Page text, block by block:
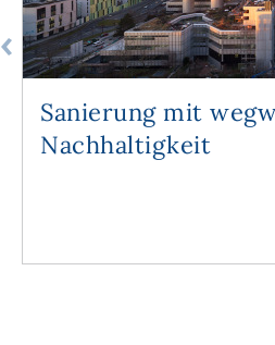
Sanierung mit
Nachhaltigkeit